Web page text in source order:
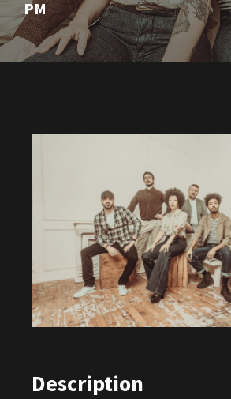
PM
Description